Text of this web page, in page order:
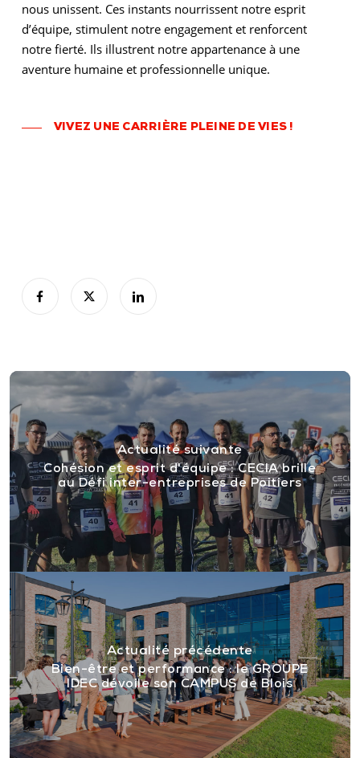
nous unissent. Ces instants nourrissent notre esprit
d’équipe, stimulent notre engagement et renforcent
notre fierté. Ils illustrent notre appartenance à une
aventure humaine et professionnelle unique.
VIVEZ UNE CARRIÈRE PLEINE DE VIES !
Actualité suivante
Cohésion et esprit d'équipe : CECIA brille
au Défi inter-entreprises de Poitiers
Actualité précédente
Bien-être et performance : le GROUPE
IDEC dévoile son CAMPUS de Blois